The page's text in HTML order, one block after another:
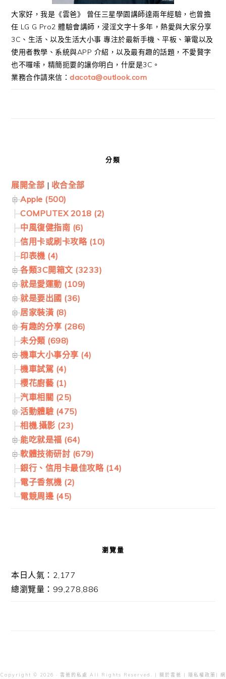
大家好，我是《雲爸》 曾任三星學園講師達兩年經驗，也曾擔
任 LG G Pro2 體驗會講師，浸淫文字十多年，熱愛與大家分享
3C、生活、以及生活大小事 專注於最新手機、平板、筆電以及
使用者教學、系統與APP 介紹，以及最有趣的話題，不愛贅字
也不囉嗦，精簡扼要的讓你明白，什麼是3C。
業務合作請來信： dacota@outlook.com
分類
展開全部 | 收合全部
Apple (500)
COMPUTEX 2018 (2)
中風復健指南 (6)
信用卡或刷卡攻略 (10)
印表機 (4)
各類3C開箱文 (3233)
就是愛運動 (109)
就是要出國 (36)
居家裝潢 (8)
有趣的分享 (286)
未分類 (698)
機車大小事分享 (4)
機車試駕 (4)
櫻花廚藝 (1)
汽車相關 (25)
活動體驗 (475)
相機.攝影 (23)
能吃就是福 (64)
軟體技術研討 (679)
銀行、信用卡最佳攻略 (14)
電子香氛機 (2)
電競周邊 (45)
瀏覽量
本日人氣：2,177
總瀏覽量：99,278,886
Copyright © 2026 · 雲爸的私處 All Rights Reserved. | 關於雲爸 | 隱私權政策 | 網